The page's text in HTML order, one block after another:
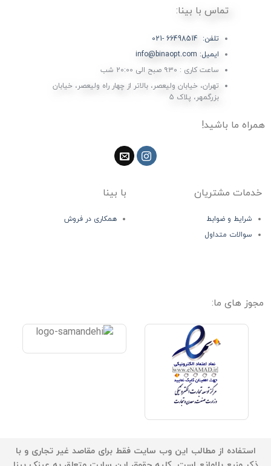
تماس با بینا:
تلفن: 66498514 -021
ایمیل: info@binaopt.com
ساعت کاری : ۹:۳۰ صبح الی 20:00 شب
تهران، خیابان ولیعصر، بالاتر از چهار راه ولیعصر، خیابان
بزرگمهر، پلاک 5
همراه ما باشید!
خدمات مشتریان
شرایط و ضوابط
سوالات متداول
با بینا
همکاری در فروش
مجوز های ما:
استفاده از مطالب این وب سایت فقط برای مقاصد غیر تجاری و با